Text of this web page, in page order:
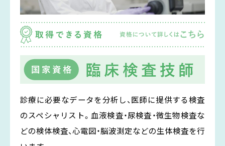
広島国際大学入試情報サイト
広島国際大学メインサイト
サイトTOPへ戻る
診療に必要なデータを分析し、医師に提供する検査
のスペシャリスト。血液検査・尿検査・微生物検査な
どの検体検査、心電図・脳波測定などの生体検査を行